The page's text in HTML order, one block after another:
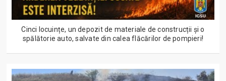
Cinci locuințe, un depozit de materiale de construcții și o
spălătorie auto, salvate din calea flăcărilor de pompieri!